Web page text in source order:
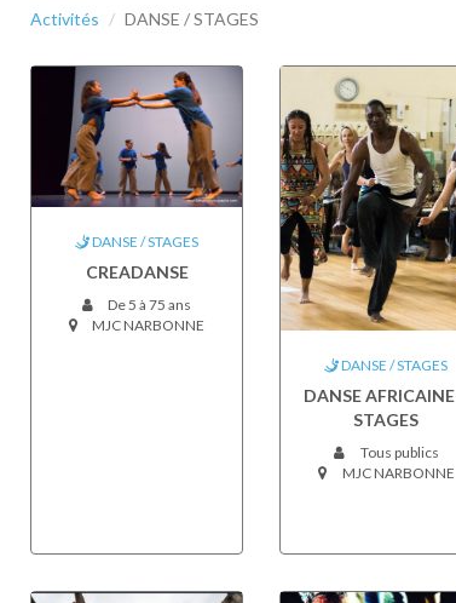
Activités DANSE / STAGES
DANSE / STAGES
CREADANSE
De 5 à 75 ans
MJC NARBONNE
DANSE / STAGES
DANSE
STAGES
Tous publics
MJC NARBONNE